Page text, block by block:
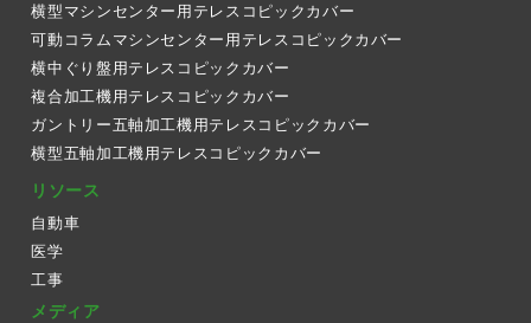
横型マシンセンター用テレスコピックカバー
可動コラムマシンセンター用テレスコピックカバー
横中ぐり盤用テレスコピックカバー
複合加工機用テレスコピックカバー
ガントリー五軸加工機用テレスコピックカバー
横型五軸加工機用テレスコピックカバー
リソース
自動車
医学
工事
メディア